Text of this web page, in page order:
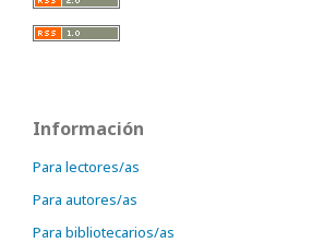
Información
Para lectores/as
Para autores/as
Para bibliotecarios/as